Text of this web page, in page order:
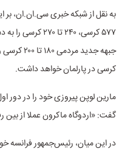
به نقل از شبکه خبری سی.ان.ان،
۵۷۷ کرسی، ۲۴۰
کرسی در پارلمان خواهد داشت.
مارین لوپن پیروزی خود را در دور
گفت: «اردوگاه ماکرون عملا از
در این میان، رئیس‌جمهور فرانسه